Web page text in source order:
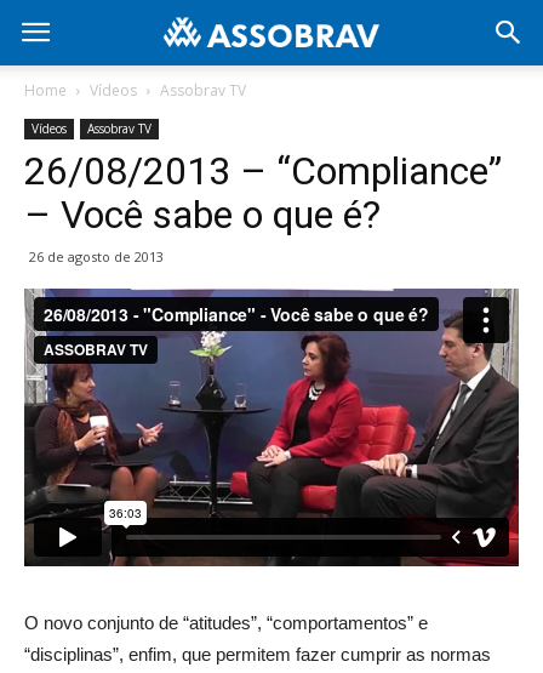
Home Vídeos Assobrav TV
Vídeos Assobrav TV
26/08/2013 – “Compliance”
– Você sabe o que é?
26 de agosto de 2013
O novo conjunto de “atitudes”, “comportamentos” e
“disciplinas”, enfim, que permitem fazer cumprir as normas